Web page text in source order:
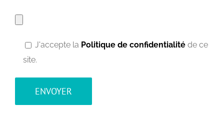
J'accepte la Politique de confidentialité de ce
site.